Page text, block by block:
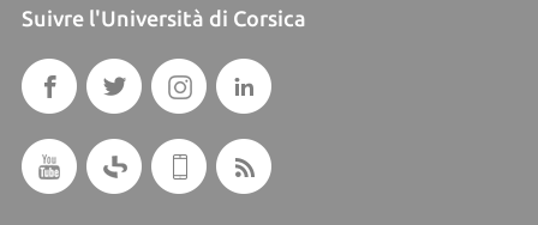
Suivre l'Università di Corsica